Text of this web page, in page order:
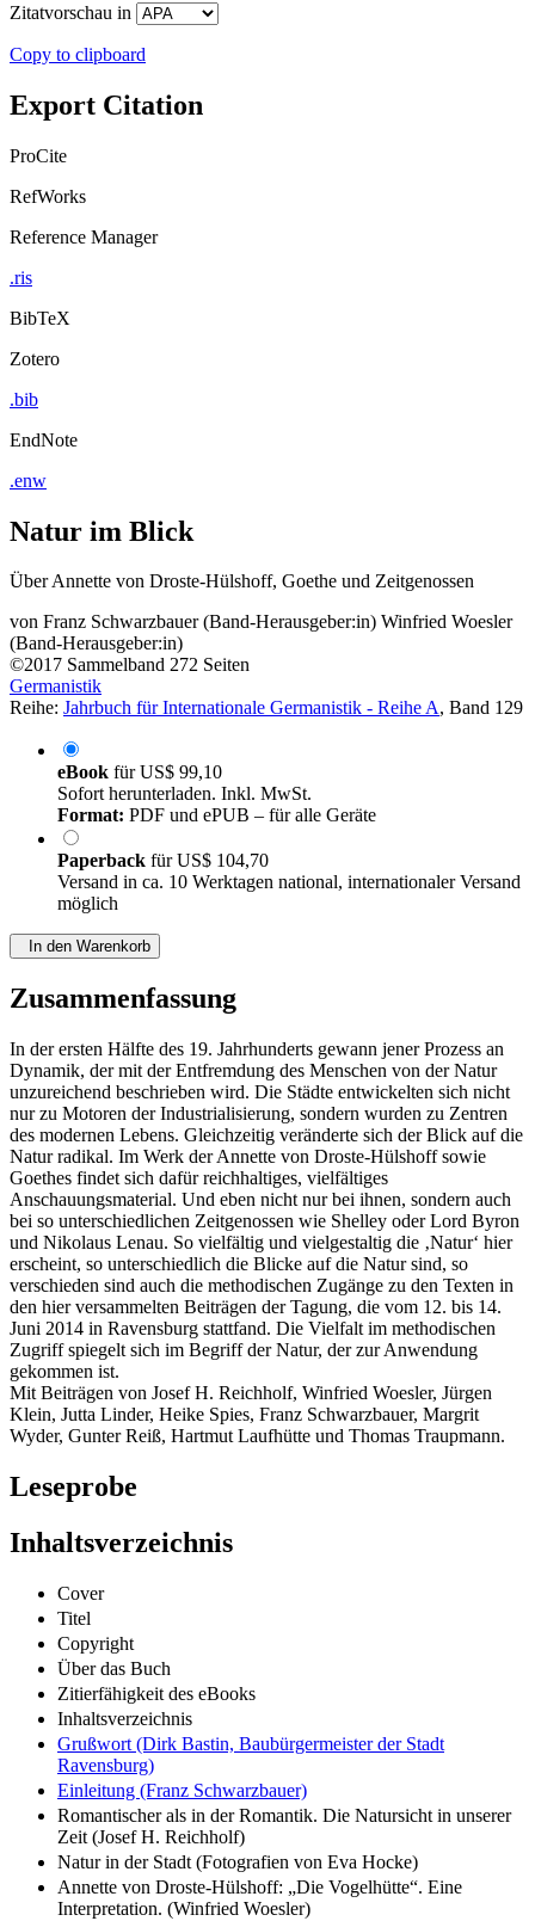
Zitatvorschau in
Copy to clipboard
Export Citation
ProCite
RefWorks
Reference Manager
.ris
BibTeX
Zotero
.bib
EndNote
.enw
Natur im Blick
Über Annette von Droste-Hülshoff, Goethe und Zeitgenossen
von Franz Schwarzbauer (Band-Herausgeber:in) Winfried Woesler
(Band-Herausgeber:in)
©2017 Sammelband 272 Seiten
Germanistik
Reihe: Jahrbuch für Internationale Germanistik - Reihe A, Band 129
eBook fürUS$ 99,10
Sofort herunterladen. Inkl. MwSt.
Format: PDF und ePUB – für alle Geräte
Paperback fürUS$ 104,70
Versand in ca. 10 Werktagen national, internationaler Versand
möglich
In den Warenkorb
Zusammenfassung
In der ersten Hälfte des 19. Jahrhunderts gewann jener Prozess an
Dynamik, der mit der Entfremdung des Menschen von der Natur
unzureichend beschrieben wird. Die Städte entwickelten sich nicht
nur zu Motoren der Industrialisierung, sondern wurden zu Zentren
des modernen Lebens. Gleichzeitig veränderte sich der Blick auf die
Natur radikal. Im Werk der Annette von Droste-Hülshoff sowie
Goethes findet sich dafür reichhaltiges, vielfältiges
Anschauungsmaterial. Und eben nicht nur bei ihnen, sondern auch
bei so unterschiedlichen Zeitgenossen wie Shelley oder Lord Byron
und Nikolaus Lenau. So vielfältig und vielgestaltig die ‚Natur‘ hier
erscheint, so unterschiedlich die Blicke auf die Natur sind, so
verschieden sind auch die methodischen Zugänge zu den Texten in
den hier versammelten Beiträgen der Tagung, die vom 12. bis 14.
Juni 2014 in Ravensburg stattfand. Die Vielfalt im methodischen
Zugriff spiegelt sich im Begriff der Natur, der zur Anwendung
gekommen ist.
Mit Beiträgen von Josef H. Reichholf, Winfried Woesler, Jürgen
Klein, Jutta Linder, Heike Spies, Franz Schwarzbauer, Margrit
Wyder, Gunter Reiß, Hartmut Laufhütte und Thomas Traupmann.
Leseprobe
Inhaltsverzeichnis
Cover
Titel
Copyright
Über das Buch
Zitierfähigkeit des eBooks
Inhaltsverzeichnis
Grußwort (Dirk Bastin, Baubürgermeister der Stadt
Ravensburg)
Einleitung (Franz Schwarzbauer)
Romantischer als in der Romantik. Die Natursicht in unserer
Zeit (Josef H. Reichholf)
Natur in der Stadt (Fotografien von Eva Hocke)
Annette von Droste-Hülshoff: „Die Vogelhütte“. Eine
Interpretation. (Winfried Woesler)